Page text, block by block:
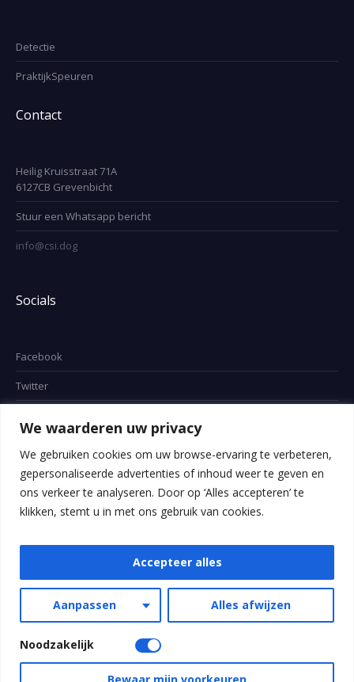
We waarderen uw privacy
We gebruiken cookies om uw browse-ervaring te verbeteren,
gepersonaliseerde advertenties of inhoud weer te geven en
ons verkeer te analyseren. Door op ‘Alles accepteren’ te
klikken, stemt u in met ons gebruik van cookies.
Aanpassen Alles afwijzen
Accepteer alles
Noodzakelijk
Bewaar mijn voorkeuren
Detectie
PraktijkSpeuren
Contact
Heilig Kruisstraat 71A
6127CB Grevenbicht
Stuur een Whatsapp bericht
info@csi.dog
Socials
Facebook
Twitter
Bedrijfsgegevens
Kamer van Koophandel: 76812669
Handelsnaam: Canine Scent Investigation
Algemene voorwaarden
Huishoudelijk Reglement